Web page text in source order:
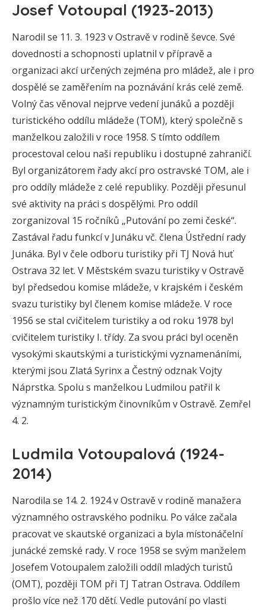
Josef Votoupal (1923-2013)
Narodil se 11. 3. 1923 v Ostravě v rodině ševce. Své
dovednosti a schopnosti uplatnil v přípravě a
organizaci akcí určených zejména pro mládež, ale i pro
dospělé se zaměřením na poznávání krás celé země.
Volný čas věnoval nejprve vedení junáků a později
turistického oddílu mládeže (TOM), který společně s
manželkou založili v roce 1958. S tímto oddílem
procestoval celou naši republiku i dostupné zahraničí.
Byl organizátorem řady akcí pro ostravské TOM, ale i
pro oddíly mládeže z celé republiky. Později přesunul
své aktivity na práci s dospělými. Pro oddíl
zorganizoval 15 ročníků „Putování po zemi české“.
Zastával řadu funkcí v Junáku vč. člena Ústřední rady
Junáka. Byl v čele odboru turistiky při TJ Nová huť
Ostrava 32 let. V Městském svazu turistiky v Ostravě
byl předsedou komise mládeže, v krajském i českém
svazu turistiky byl členem komise mládeže. V roce
1956 se stal cvičitelem turistiky a od roku 1978 byl
cvičitelem turistiky I. třídy. Za svou práci byl oceněn
vysokými skautskými a turistickými vyznamenáními,
kterými jsou Zlatá Syrinx a Čestný odznak Vojty
Náprstka. Spolu s manželkou Ludmilou patřil k
významným turistickým činovníkům v Ostravě. Zemřel
4. 2.
Ludmila Votoupalová (1924-
2014)
Narodila se 14. 2. 1924 v Ostravě v rodině manažera
významného ostravského podniku. Po válce začala
pracovat ve skautské organizaci a byla místonáčelní
junácké zemské rady. V roce 1958 se svým manželem
Josefem Votoupalem založili oddíl mladých turistů
(OMT), později TOM při TJ Tatran Ostrava. Oddílem
prošlo více než 170 dětí. Vedle putování po vlasti